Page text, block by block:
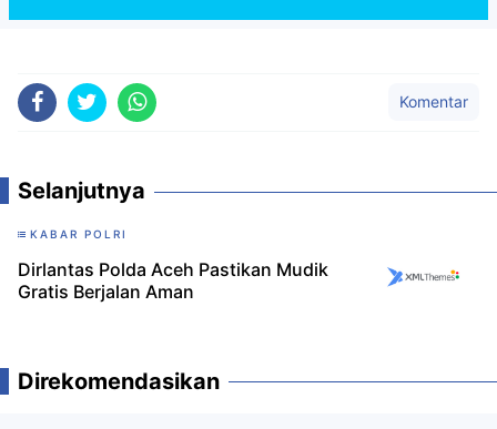
Komentar
Selanjutnya
KABAR POLRI
Dirlantas Polda Aceh Pastikan Mudik
Gratis Berjalan Aman
Direkomendasikan